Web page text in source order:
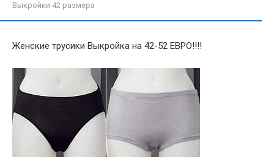
Выкройки 42 размера
Женские трусики Выкройка на 42-52 ЕВРО!!!!